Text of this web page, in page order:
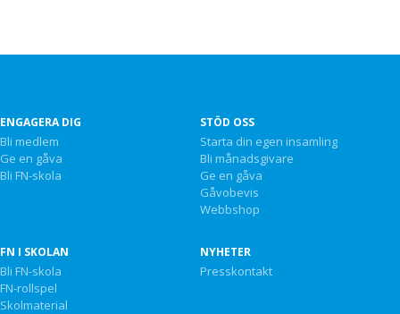
ENGAGERA DIG
Bli medlem
Ge en gåva
Bli FN-skola
STÖD OSS
Starta din egen insamling
Bli månadsgivare
Ge en gåva
Gåvobevis
Webbshop
FN I SKOLAN
Bli FN-skola
FN-rollspel
Skolmaterial
NYHETER
Presskontakt